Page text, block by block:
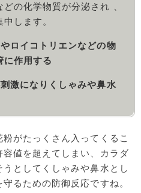
の化学物質が分泌され 、
します。
ロイコトリエンなどの物
に作用する
激になりくしゃみや鼻水
がたっくさん入ってくるこ
値を超えてしまい、カラダ
としてくしゃみや鼻水とし
るための防御反応ですね。